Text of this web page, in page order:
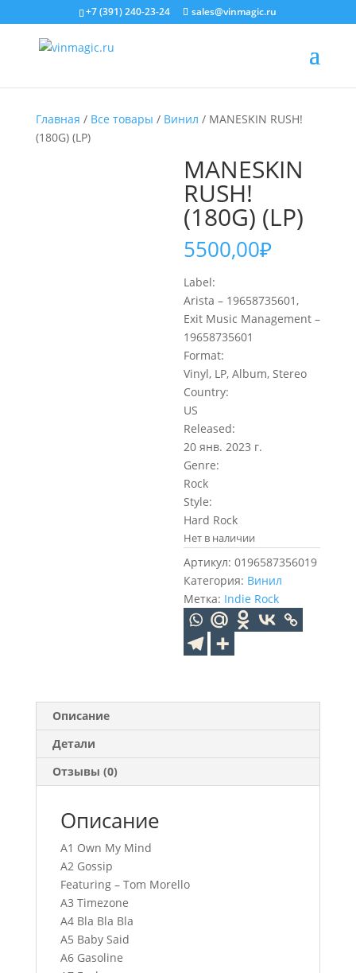
+7 (391) 240-23-24 sales@vinmagic.ru
Главная / Все товары / Винил / MANESKIN RUSH!
(180G) (LP)
MANESKIN
RUSH!
(180G) (LP)
5500,00₽
Label:
Arista – 19658735601,
Exit Music Management –
19658735601
Format:
Vinyl, LP, Album, Stereo
Country:
US
Released:
20 янв. 2023 г.
Genre:
Rock
Style:
Hard Rock
Нет в наличии
Артикул:0196587356019
Категория: Винил
Метка: Indie Rock
Описание
Детали
Отзывы (0)
Описание
A1 Own My Mind
A2 Gossip
Featuring – Tom Morello
A3 Timezone
A4 Bla Bla Bla
A5 Baby Said
A6 Gasoline